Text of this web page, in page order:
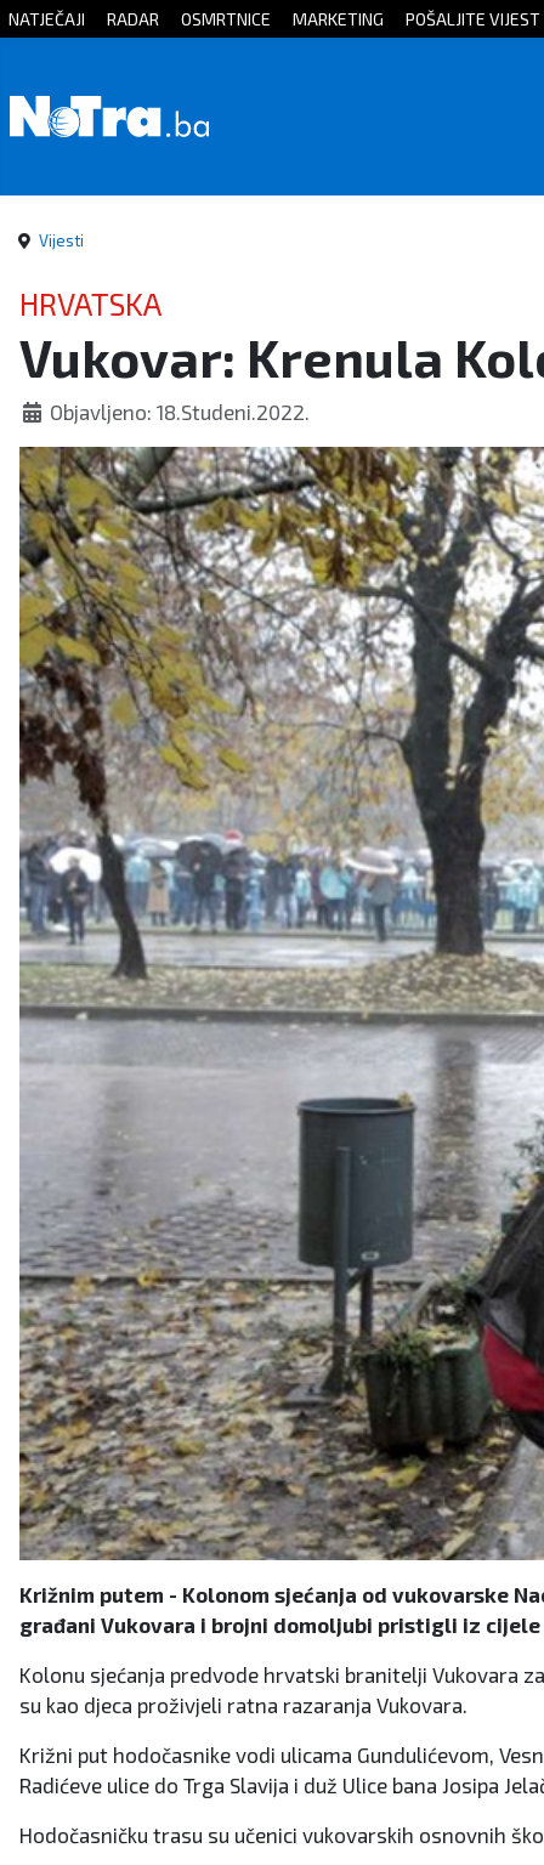
Početna
Sport
Kultura
Crna
kronika
Politika
Zanimljivosti
NATJEČAJI RADAR OSMRTNICE MARKETING POŠALJITE VIJEST
Vijesti
HRVATSKA
Vukovar: Krenula
Objavljeno: 18.Studeni.2022.
Križnim putem - Kolonom sjećanja od vukovarske
građani Vukovara i brojni domoljubi pristigli iz
Kolonu sjećanja predvode hrvatski branitelji Vukovara
su kao djeca proživjeli ratna razaranja Vukovara.
Križni put hodočasnike vodi ulicama Gundulićevom,
Radićeve ulice do Trga Slavija i duž Ulice bana Josipa
Hodočasničku trasu su učenici vukovarskih osnovnih